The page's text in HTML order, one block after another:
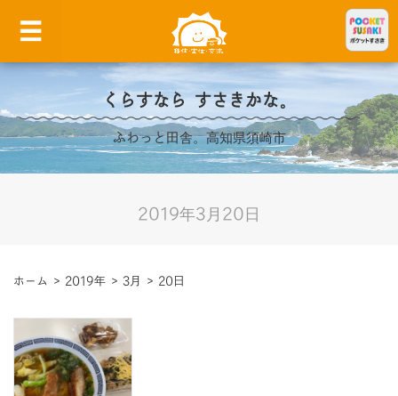
くらすなら すさきかな。
ふわっと田舎。高知県須崎市
2019年3月20日
ホーム > 2019年 > 3月 > 20日